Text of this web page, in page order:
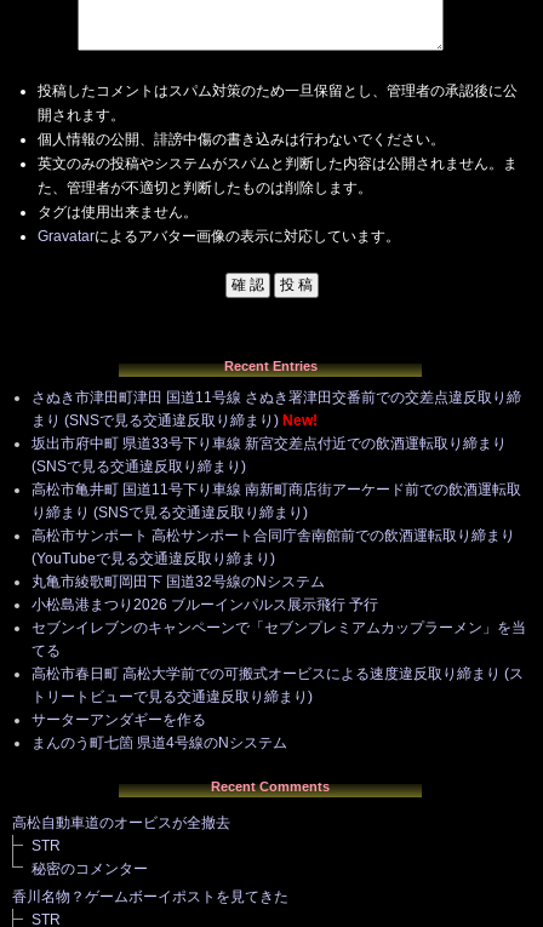
投稿したコメントはスパム対策のため一旦保留とし、管理者の承認後に公
開されます。
個人情報の公開、誹謗中傷の書き込みは行わないでください。
英文のみの投稿やシステムがスパムと判断した内容は公開されません。ま
た、管理者が不適切と判断したものは削除します。
タグは使用出来ません。
Gravatarによるアバター画像の表示に対応しています。
Recent Entries
さぬき市津田町津田 国道11号線 さぬき署津田交番前での交差点違反取り締
まり (SNSで見る交通違反取り締まり) New!
坂出市府中町 県道33号下り車線 新宮交差点付近での飲酒運転取り締まり
(SNSで見る交通違反取り締まり)
高松市亀井町 国道11号下り車線 南新町商店街アーケード前での飲酒運転取
り締まり (SNSで見る交通違反取り締まり)
高松市サンポート 高松サンポート合同庁舎南館前での飲酒運転取り締まり
(YouTubeで見る交通違反取り締まり)
丸亀市綾歌町岡田下 国道32号線のNシステム
小松島港まつり2026 ブルーインパルス展示飛行 予行
セブンイレブンのキャンペーンで「セブンプレミアムカップラーメン」を当
てる
高松市春日町 高松大学前での可搬式オービスによる速度違反取り締まり (ス
トリートビューで見る交通違反取り締まり)
サーターアンダギーを作る
まんのう町七箇 県道4号線のNシステム
Recent Comments
高松自動車道のオービスが全撤去
STR
秘密のコメンター
香川名物？ゲームボーイポストを見てきた
STR